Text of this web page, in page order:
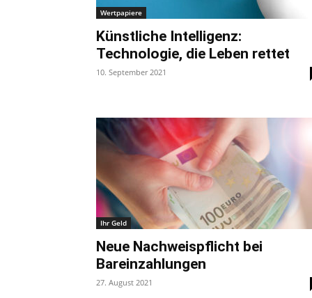
Wertpapiere
Künstliche Intelligenz:
Technologie, die Leben rettet
10. September 2021
Ihr Geld
Neue Nachweispflicht bei
Bareinzahlungen
27. August 2021